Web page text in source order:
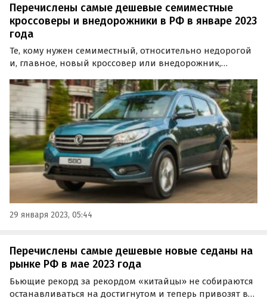
Перечислены самые дешевые семиместные
кроссоверы и внедорожники в РФ в январе 2023
года
Те, кому нужен семиместный, относительно недорогой
и, главное, новый кроссовер или внедорожник,
эти автомобили, портал «Автоновости дня» назвал
«пятерку» самых доступных китайских SUV с
семиместным…
29 января 2023, 05:44
Перечислены самые дешевые новые седаны на
рынке РФ в мае 2023 года
Бьющие рекорд за рекордом «китайцы» не собираются
останавливаться на достигнутом и теперь привозят в